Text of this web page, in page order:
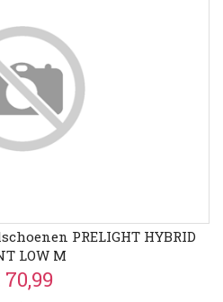
PRELIGHT HYBRID
LOW M
70,99